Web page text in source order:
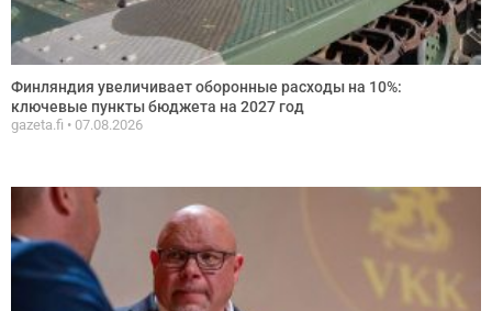
Финляндия увеличивает оборонные расходы на 10%:
ключевые пункты бюджета на 2027 год
gazeta.fi 07.08.2026